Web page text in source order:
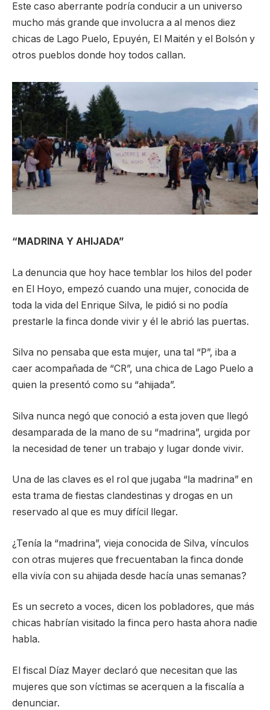
Este caso aberrante podría conducir a un universo
mucho más grande que involucra a al menos diez
chicas de Lago Puelo, Epuyén, El Maitén y el Bolsón y
otros pueblos donde hoy todos callan.
“MADRINA Y AHIJADA”
La denuncia que hoy hace temblar los hilos del poder
en El Hoyo, empezó cuando una mujer, conocida de
toda la vida del Enrique Silva, le pidió si no podía
prestarle la finca donde vivir y él le abrió las puertas.
Silva no pensaba que esta mujer, una tal “P”, iba a
caer acompañada de “CR”, una chica de Lago Puelo a
quien la presentó como su “ahijada”.
Silva nunca negó que conoció a esta joven que llegó
desamparada de la mano de su “madrina”, urgida por
la necesidad de tener un trabajo y lugar donde vivir.
Una de las claves es el rol que jugaba “la madrina” en
esta trama de fiestas clandestinas y drogas en un
reservado al que es muy difícil llegar.
¿Tenía la “madrina”, vieja conocida de Silva, vínculos
con otras mujeres que frecuentaban la finca donde
ella vivía con su ahijada desde hacía unas semanas?
Es un secreto a voces, dicen los pobladores, que más
chicas habrían visitado la finca pero hasta ahora nadie
habla.
El fiscal Díaz Mayer declaró que necesitan que las
mujeres que son víctimas se acerquen a la fiscalía a
denunciar.